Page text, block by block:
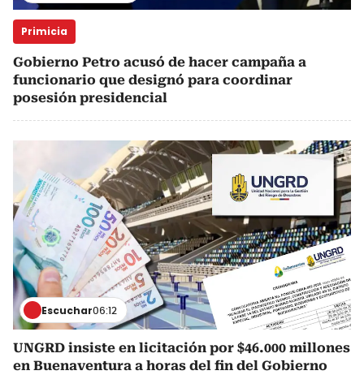
Primicia
Gobierno Petro acusó de hacer campaña a
funcionario que designó para coordinar
posesión presidencial
Escuchar06:12
UNGRD insiste en licitación por $46.000 millones
en Buenaventura a horas del fin del Gobierno